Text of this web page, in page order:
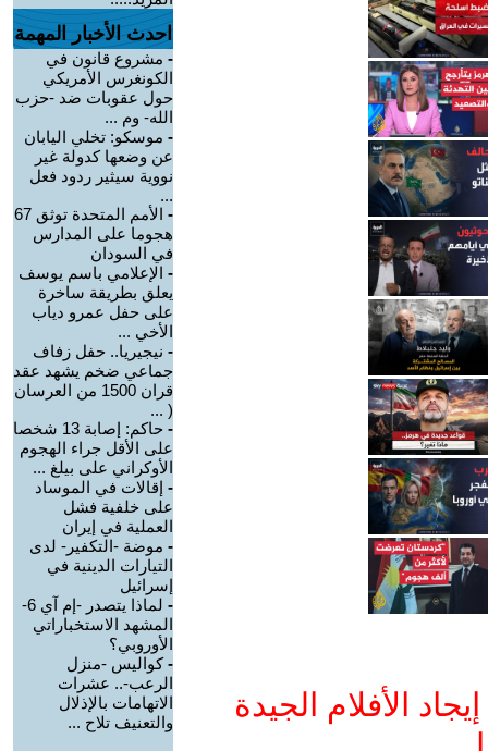
الأفلام الجيدة
احدث الأخبار المهمة
- مشروع قانون في
الكونغرس الأمريكي
حول عقوبات ضد -حزب
الله- وم ...
- موسكو: تخلي اليابان
عن وضعها كدولة غير
نووية سيثير ردود فعل
...
-
الأمم المتحدة توثق 67
هجوما على المدارس
في السودان
- الإعلامي باسم يوسف
يعلق بطريقة ساخرة
على حفل عمرو دياب
الأخي ...
- نيجيريا.. حفل زفاف
جماعي ضخم يشهد عقد
قران 1500 من العرسان
( ...
-
حاكم: إصابة 13 شخصا
على الأقل جراء الهجوم
الأوكراني على بيلغ ...
- إقالات في الموساد
على خلفية فشل
العملية في إيران
- موضة -التكفير- لدى
التيارات الدينية في
إسرائيل
-
لماذا يتصدر -إم آي 6-
المشهد الاستخباراتي
الأوروبي؟
-كواليس -منزل
الرعب-.. عشرات
الاتهامات بالإذلال
والتعنيف تلاح ...